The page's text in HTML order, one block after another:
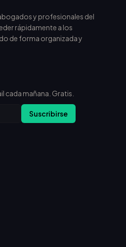
y profesionales del
rápidamente a los
de forma organizada y
cada mañana. Gratis.
Suscribirse